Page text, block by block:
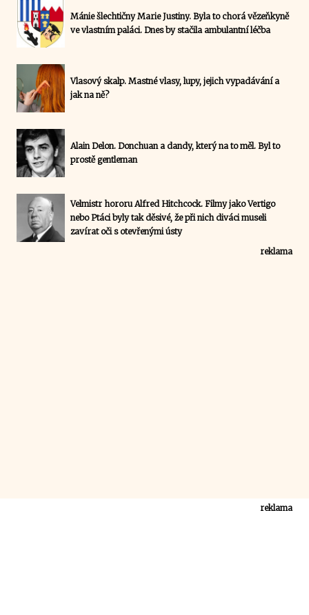
Mánie šlechtičny Marie Justiny. Byla to chorá vězeňkyně
ve vlastním paláci. Dnes by stačila ambulantní léčba
Vlasový skalp. Mastné vlasy, lupy, jejich vypadávání a
jak na ně?
Alain Delon. Donchuan a dandy, který na to měl. Byl to
prostě gentleman
Velmistr hororu Alfred Hitchcock. Filmy jako Vertigo
nebo Ptáci byly tak děsivé, že při nich diváci museli
zavírat oči s otevřenými ústy
reklama
reklama